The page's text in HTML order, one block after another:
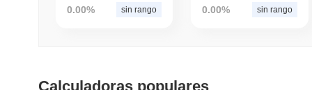
0.00% sin rango 0.00% sin rango
Calculadoras populares